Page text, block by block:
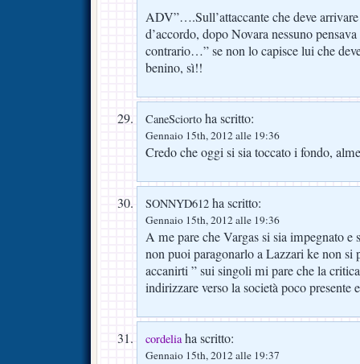
ADV”….Sull’attaccante che deve
d’accordo, dopo Novara nessuno
contrario…” se non lo capisce lui che
benino, sì!!
CaneSciorto ha scritto:
Gennaio 15th, 2012 alle 19:36
Credo che oggi si sia toccato i fondo,
SONNYD612 ha scritto:
Gennaio 15th, 2012 alle 19:36
A me pare che Vargas si sia impegnato e
non puoi paragonarlo a Lazzari ke non si
accanirti ” sui singoli mi pare che la
indirizzare verso la società poco
cordeliaha scritto:
Gennaio 15th, 2012 alle 19:37